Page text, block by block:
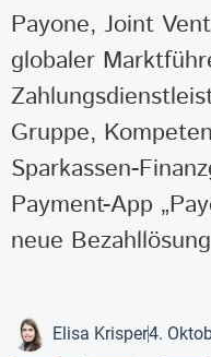
Payone, Joint
globaler
Gruppe,
Sparkassen-
Payment-App
neue
Elisa Krisper4.